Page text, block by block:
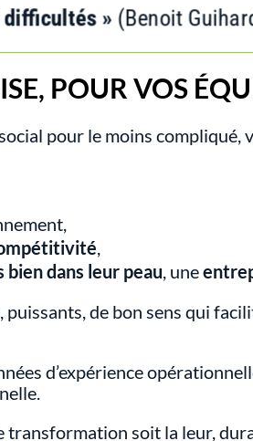
difficultés » (Benoit
POUR VOS
pour le moins compliqué,
,
bien dans leur peau, une
puissants, de bon sens qui
d’expérience
transformation soit la leur,